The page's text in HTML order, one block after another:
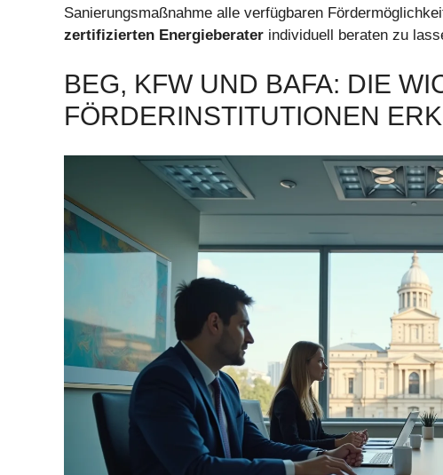
Sanierungsmaßnahme alle verfügbaren
zertifizierten Energieberater individuell beraten zu
BEG, KFW UND BAFA: DIE
FÖRDERINSTITUTIONEN